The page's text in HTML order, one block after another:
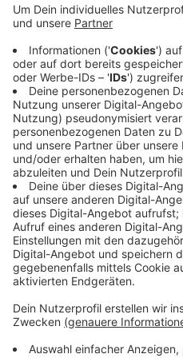
es leichter. 430
höher als in den Jahren
Menschen würden ihre
besser schützen, zum
sagt die Polizei. In fast
es bei einem
Veröffentlicht:Mittwoch,
Anzeige